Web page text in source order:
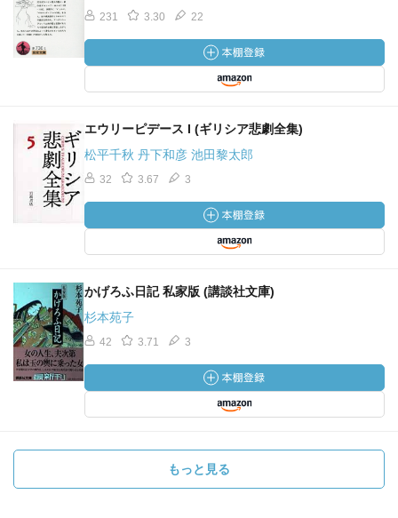
231 3.30 22
エウリーピデース I (ギリシア悲劇全集)
松平千秋 丹下和彦 池田黎太郎
32 3.67 3
かげろふ日記 私家版 (講談社文庫)
杉本苑子
42 3.71 3
もっと見る